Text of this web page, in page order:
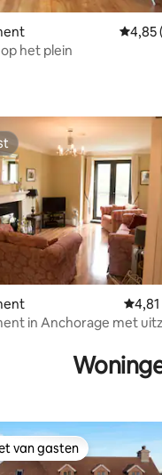
van 4,99 uit 5, 90
4,85
het plein
van 4,98 uit 5, 92
4,81
in Anchorage met
van gasten
van gasten